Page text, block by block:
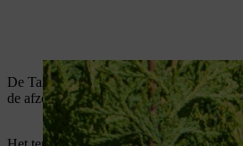
De Taxus is hierop de enige
de afzonderlijke planten op bepaalde